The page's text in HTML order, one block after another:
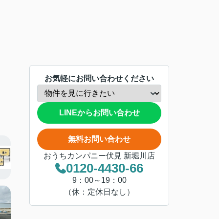
お気軽にお問い合わせください
LINEからお問い合わせ
無料お問い合わせ
おうちカンパニー伏見 新堀川店
0120-4430-66
9：00～19：00
（休：定休日なし）